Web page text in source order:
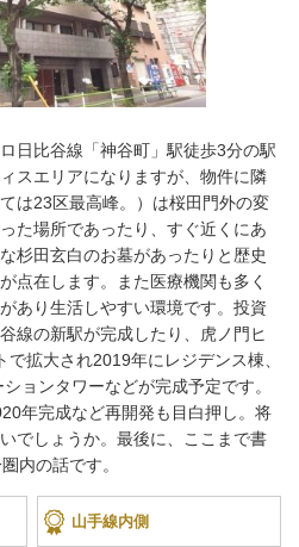
日比谷線「神谷町」駅徒歩3分の駅
スエリアになりますが、物件に隣
は23区最高峰。）は桜田門外の変
た場所であったり、すぐ近くにあ
杉田玄白のお墓があったりと歴史
点在します。また医療機関も多く
あり生活しやすい環境です。投資
線の新駅が完成したり、虎ノ門ヒ
拡大され2019年にレジデンス棟、
ョンタワーなどが完成予定です。
年完成など再開発も目白押し。将
でしょうか。最後に、ここまで書
内の話です。
山手線内側